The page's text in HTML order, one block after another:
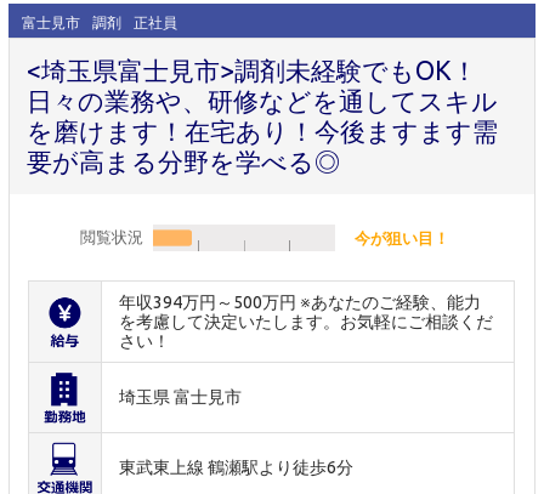
富士見市 調剤 正社員
<埼玉県富士見市>調剤未経験でもOK！
日々の業務や、研修などを通してスキル
を磨けます！在宅あり！今後ますます需
要が高まる分野を学べる◎
閲覧状況 今が狙い目！
年収394万円～500万円 ※あなたのご経験、能力
を考慮して決定いたします。お気軽にご相談くだ
さい！
埼玉県 富士見市
東武東上線 鶴瀬駅より徒歩6分